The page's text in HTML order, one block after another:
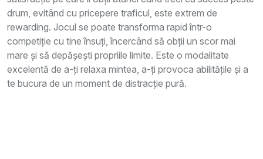
drum, evitând cu pricepere traficul, este extrem de
rewarding. Jocul se poate transforma rapid într-o
competiție cu tine însuți, încercând să obții un scor mai
mare și să depășești propriile limite. Este o modalitate
excelentă de a-ți relaxa mintea, a-ți provoca abilitățile și a
te bucura de un moment de distracție pură.